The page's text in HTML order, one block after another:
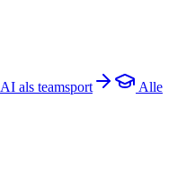
AI als teamsport
Alle